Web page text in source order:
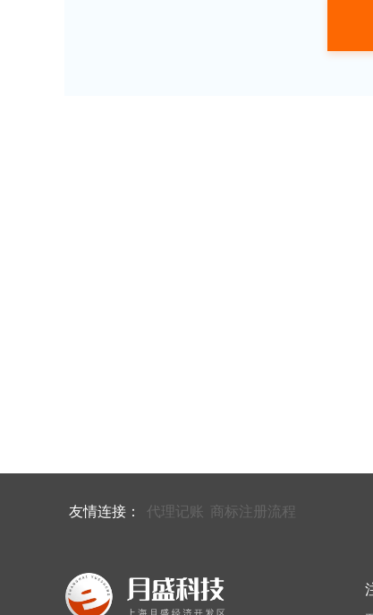
友情连接： 代理记账 商标注册流程